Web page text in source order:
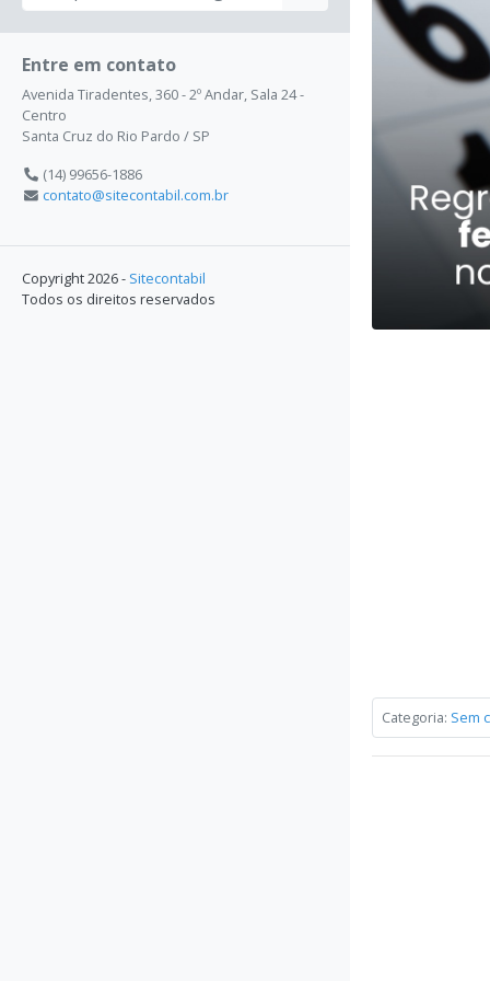
Entre em contato
Avenida Tiradentes, 360 - 2º Andar, Sala 24 -
Centro
Santa Cruz do Rio Pardo / SP
(14) 99656-1886
contato@sitecontabil.com.br
Copyright 2026 - Sitecontabil
Todos os direitos reservados
Categoria: Sem